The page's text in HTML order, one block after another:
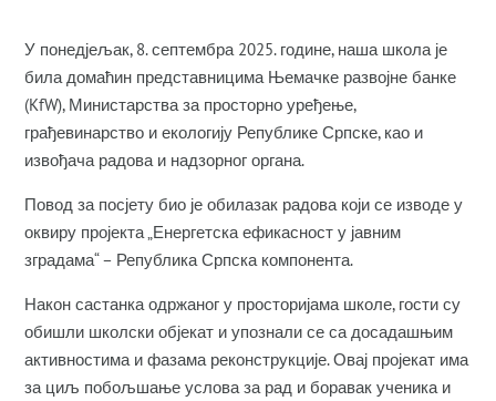
У понедјељак, 8. септембра 2025. године, наша школа је
била домаћин представницима Њемачке развојне банке
(KfW), Министарства за просторно уређење,
грађевинарство и екологију Републике Српске, као и
извођача радова и надзорног органа.
Повод за посјету био је обилазак радова који се изводе у
оквиру пројекта „Енергетска ефикасност у јавним
зградама“ – Република Српска компонента.
Након састанка одржаног у просторијама школе, гости су
обишли школски објекат и упознали се са досадашњим
активностима и фазама реконструкције. Овај пројекат има
за циљ побољшање услова за рад и боравак ученика и